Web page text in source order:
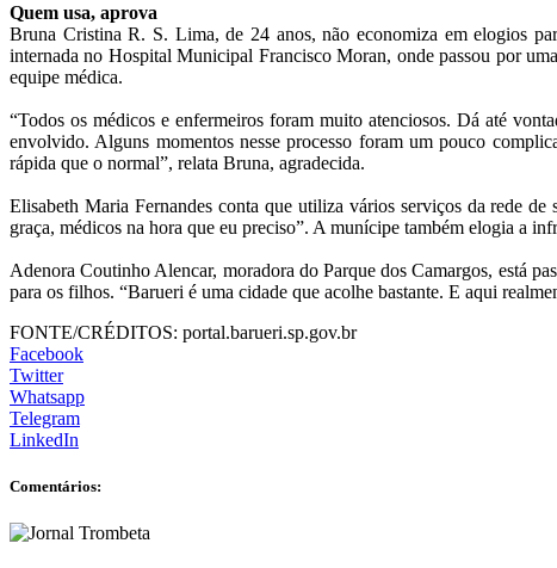
Quem usa, aprova
Bruna Cristina R. S. Lima, de 24 anos, não economiza em elogios
internada no Hospital Municipal Francisco Moran, onde passou por
equipe médica.
“Todos os médicos e enfermeiros foram muito atenciosos. Dá até
envolvido. Alguns momentos nesse processo foram um pouco
rápida que o normal”, relata Bruna, agradecida.
Elisabeth Maria Fernandes conta que utiliza vários serviços da rede
graça, médicos na hora que eu preciso”. A munícipe também elogia a
Adenora Coutinho Alencar, moradora do Parque dos Camargos, está
para os filhos. “Barueri é uma cidade que acolhe bastante. E aqui
FONTE/CRÉDITOS: portal.barueri.sp.gov.br
Facebook
Twitter
Whatsapp
Telegram
LinkedIn
Comentários: